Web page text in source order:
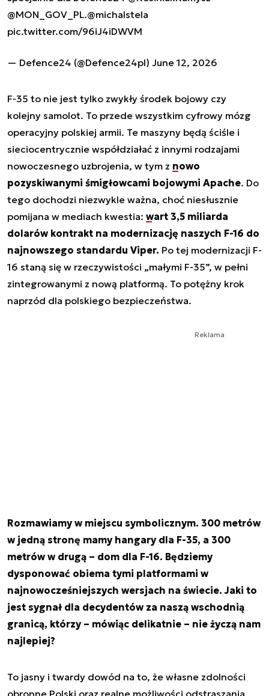
@MON_GOV_PL.@michalstela
pic.twitter.com/96iJ4iDWVM
— Defence24 (@Defence24pl) June 12, 2026
F-35 to nie jest tylko zwykły środek bojowy czy
kolejny samolot. To przede wszystkim cyfrowy mózg
operacyjny polskiej armii. Te maszyny będą ściśle i
sieciocentrycznie współdziałać z innymi rodzajami
nowoczesnego uzbrojenia, w tym z nowo
pozyskiwanymi śmigłowcami bojowymi Apache. Do
tego dochodzi niezwykle ważna, choć niesłusznie
pomijana w mediach kwestia: wart 3,5 miliarda
dolarów kontrakt na modernizację naszych F-16 do
najnowszego standardu Viper. Po tej modernizacji F-
16 staną się w rzeczywistości „małymi F-35”, w pełni
zintegrowanymi z nową platformą. To potężny krok
naprzód dla polskiego bezpieczeństwa.
Reklama
Rozmawiamy w miejscu symbolicznym. 300 metrów
w jedną stronę mamy hangary dla F-35, a 300
metrów w drugą – dom dla F-16. Będziemy
dysponować obiema tymi platformami w
najnowocześniejszych wersjach na świecie. Jaki to
jest sygnał dla decydentów za naszą wschodnią
granicą, którzy – mówiąc delikatnie – nie życzą nam
najlepiej?
To jasny i twardy dowód na to, że własne zdolności
obronne Polski oraz realne możliwości odstraszania